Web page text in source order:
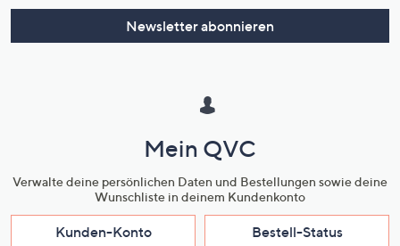
Newsletter abonnieren
Mein QVC
Verwalte deine persönlichen Daten und Bestellungen sowie deine
Wunschliste in deinem Kundenkonto
Kunden-Konto Bestell-Status